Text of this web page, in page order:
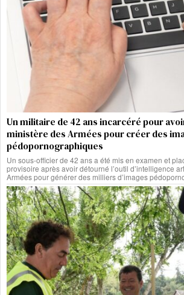
Un militaire de 42 ans incarcéré pour
ministère des Armées pour créer des
pédopornographiques
Un sous-officier de 42 ans a été mis en examen et
provisoire après avoir détourné l’outil d’intelligence
Armées pour générer des milliers d’images